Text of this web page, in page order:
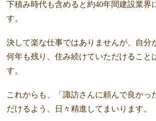
下積み時代も含めると約40年間建設業界
す。
決して楽な仕事ではありませんが、自分
何年も残り、住み続けていただけること
す。
これからも、「諏訪さんに頼んで良かっ
だけるよう、日々精進してまいります。